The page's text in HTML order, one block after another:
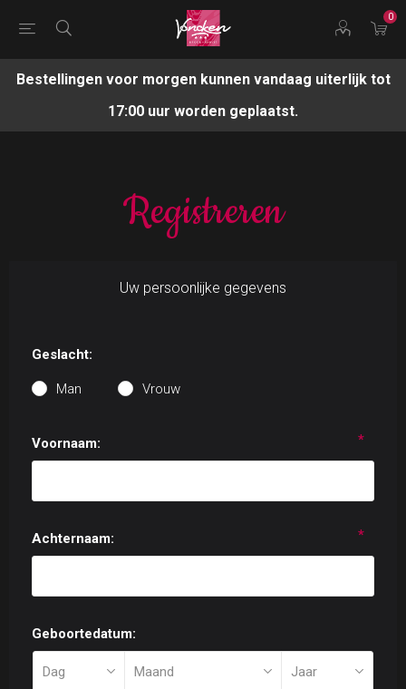
0
Bestellingen voor morgen kunnen vandaag uiterlijk tot
17:00 uur worden geplaatst.
Registreren
Uw persoonlijke gegevens
Geslacht:
Man Vrouw
Voornaam: *
Achternaam: *
Geboortedatum: